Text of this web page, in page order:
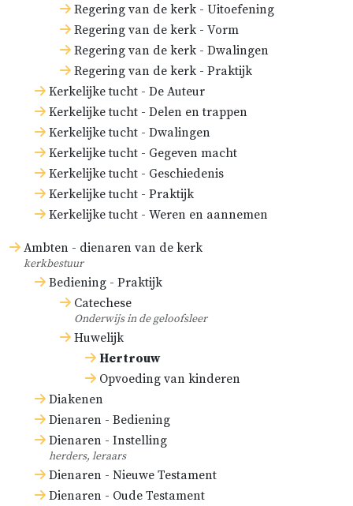
Regering van de kerk - Uitoefening
Regering van de kerk - Vorm
Regering van de kerk - Dwalingen
Regering van de kerk - Praktijk
Kerkelijke tucht - De Auteur
Kerkelijke tucht - Delen en trappen
Kerkelijke tucht - Dwalingen
Kerkelijke tucht - Gegeven macht
Kerkelijke tucht - Geschiedenis
Kerkelijke tucht - Praktijk
Kerkelijke tucht - Weren en aannemen
Ambten - dienaren van de kerk
kerkbestuur
Bediening - Praktijk
Catechese
Onderwijs in de geloofsleer
Huwelijk
Hertrouw
Opvoeding van kinderen
Diakenen
Dienaren - Bediening
Dienaren - Instelling
herders, leraars
Dienaren - Nieuwe Testament
Dienaren - Oude Testament